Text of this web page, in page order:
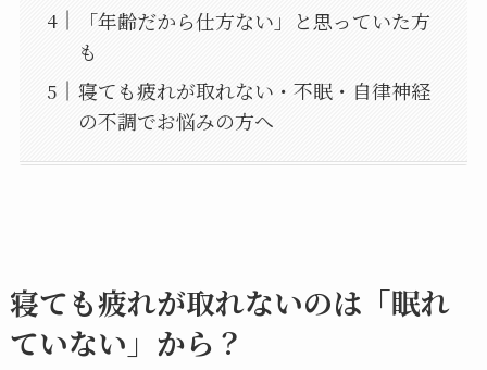
「年齢だから仕方ない」と思っていた方
も
寝ても疲れが取れない・不眠・自律神経
の不調でお悩みの方へ
寝ても疲れが取れないのは「眠れ
ていない」から？